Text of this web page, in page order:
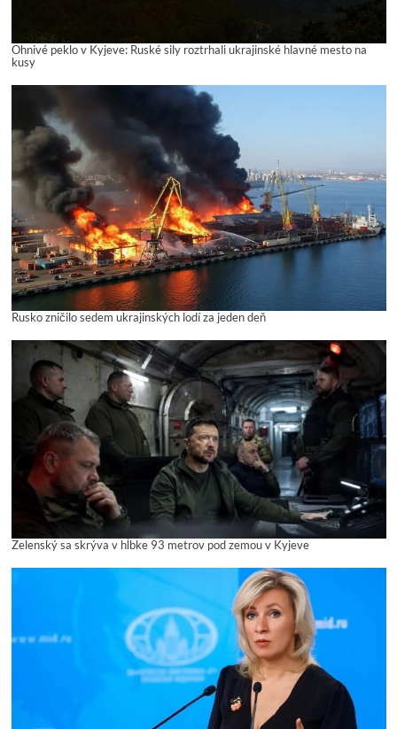
Ohnivé peklo v Kyjeve: Ruské sily roztrhali ukrajinské hlavné mesto na
kusy
Rusko zničilo sedem ukrajinských lodí za jeden deň
Zelenský sa skrýva v hĺbke 93 metrov pod zemou v Kyjeve